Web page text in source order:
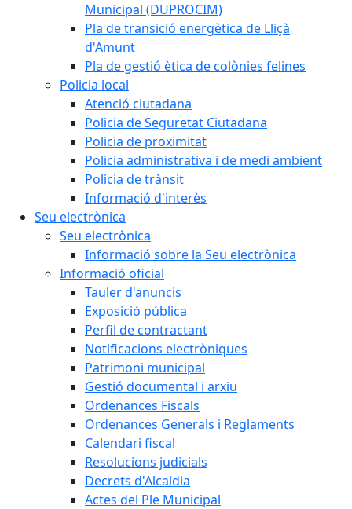
Municipal (DUPROCIM)
Pla de transició energètica de Lliçà
d'Amunt
Pla de gestió ètica de colònies felines
Policia local
Atenció ciutadana
Policia de Seguretat Ciutadana
Policia de proximitat
Policia administrativa i de medi ambient
Policia de trànsit
Informació d'interès
Seu electrònica
Seu electrònica
Informació sobre la Seu electrònica
Informació oficial
Tauler d'anuncis
Exposició pública
Perfil de contractant
Notificacions electròniques
Patrimoni municipal
Gestió documental i arxiu
Ordenances Fiscals
Ordenances Generals i Reglaments
Calendari fiscal
Resolucions judicials
Decrets d'Alcaldia
Actes del Ple Municipal